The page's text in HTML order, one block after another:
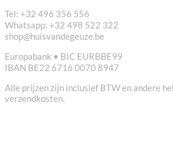
Tel: +32 496 356 556
Whatsapp: +32 498 522 322
shop@huisvandegeuze.be
Europabank • BIC EURBBE99
IBAN BE22 6716 0070 8947
Alle prijzen zijn inclusief BTW en andere
verzendkosten.